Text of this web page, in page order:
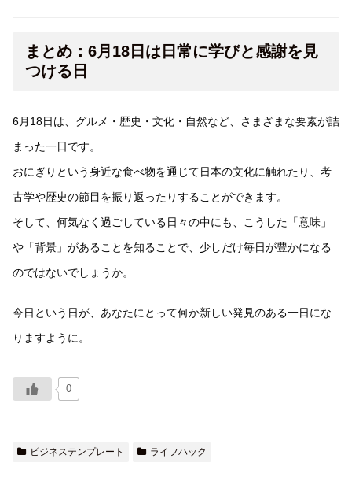
まとめ：6月18日は日常に学びと感謝を見
つける日
6月18日は、グルメ・歴史・文化・自然など、さまざまな要素が詰
まった一日です。
おにぎりという身近な食べ物を通じて日本の文化に触れたり、考
古学や歴史の節目を振り返ったりすることができます。
そして、何気なく過ごしている日々の中にも、こうした「意味」
や「背景」があることを知ることで、少しだけ毎日が豊かになる
のではないでしょうか。
今日という日が、あなたにとって何か新しい発見のある一日にな
りますように。
0
ビジネステンプレート ライフハック